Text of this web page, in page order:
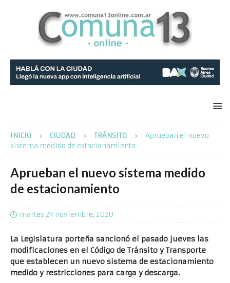
INICIO CIUDAD TRÁNSITO
Aprueban el nuevo
sistema medido de estacionamiento
Aprueban el nuevo sistema medido
de estacionamiento
martes 24 noviembre, 2020
La Legislatura porteña sancionó el pasado jueves las
modificaciones en el Código de Tránsito y Transporte
que establecen un nuevo sistema de estacionamiento
medido y restricciones para carga y descarga.